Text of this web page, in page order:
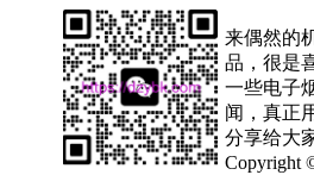
来偶然的
品，很是
一些电子
闻，真正
分享给大
Copyright